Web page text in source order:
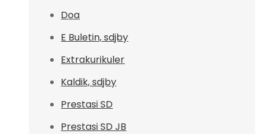
Doa
E Buletin, sdjby
Extrakurikuler
Kaldik, sdjby
Prestasi SD
Prestasi SD JB